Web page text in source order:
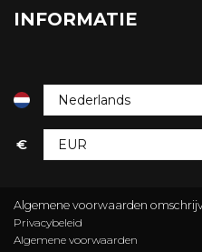
INFORMATIE
€
Algemene voorwaarden
Privacybeleid
Algemene voorwaarden